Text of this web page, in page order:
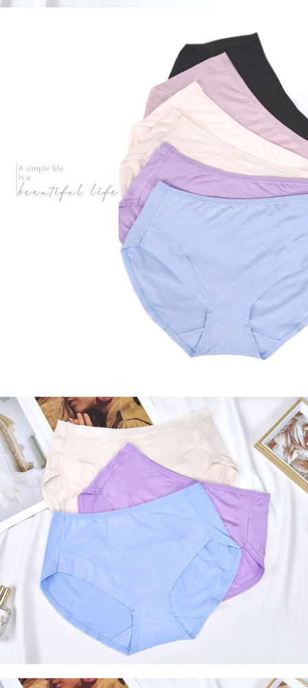
時審查核予不同之上限額度；若仍有額度不足之情形，本公司將視審查結果
５．嚴禁一人註冊多個帳號或使用他人資訊註冊。若發現惡意使用之情形，
恩沛科技股份有限公司將有權停止該用戶之使用額度並採取法律行動。